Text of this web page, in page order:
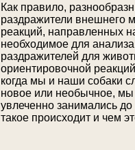
Как правило,
раздражители внешнего
реакций, направленных
необходимое для анализа
раздражителей для
ориентировочной
когда мы и наши собаки
новое или необычное,
увлеченно занимались до
такое происходит и чем